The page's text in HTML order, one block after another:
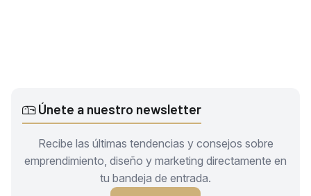
Únete a nuestro newsletter
Recibe las últimas tendencias y consejos sobre
emprendimiento, diseño y marketing directamente en
tu bandeja de entrada.